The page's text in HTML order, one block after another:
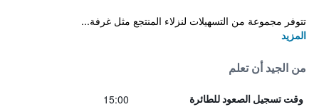
تتوفر مجموعة من التسهيلات لنزلاء المنتجع مثل غرفة...
المزيد
من الجيد أن تعلم
وقت تسجيل الصعود للطائرة 15:00